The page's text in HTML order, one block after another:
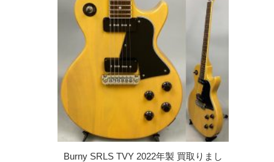
Burny SRLS TVY 2022年製 買取りまし